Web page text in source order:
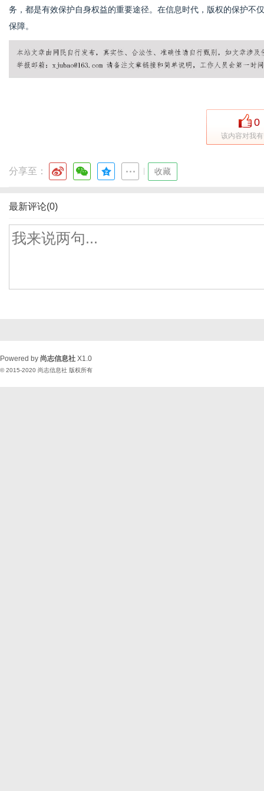
务，都是有效保护自身权益的重要途径。在信息时代，版权的保护不
保障。
0
该内容对我
分享至： 收藏
最新评论(0)
Powered by 尚志信息社 X1.0
© 2015-2020 尚志信息社 版权所有